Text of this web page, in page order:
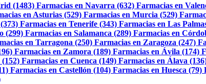
(1483) Farmacias en Navarra (632) Farmacias en
en Asturias (529) Farmacias en Murcia (529)
Farmacias en Tenerife (343) Farmacias en Las
(299) Farmacias en Salamanca (289) Farmacias en
en Tarragona (250) Farmacias en Zaragoza (247)
Farmacias en Zamora (189) Farmacias en Ávila (174)
Farmacias en Cuenca (149) Farmacias en Álava
Farmacias en Castellón (104) Farmacias en Huesca (79)